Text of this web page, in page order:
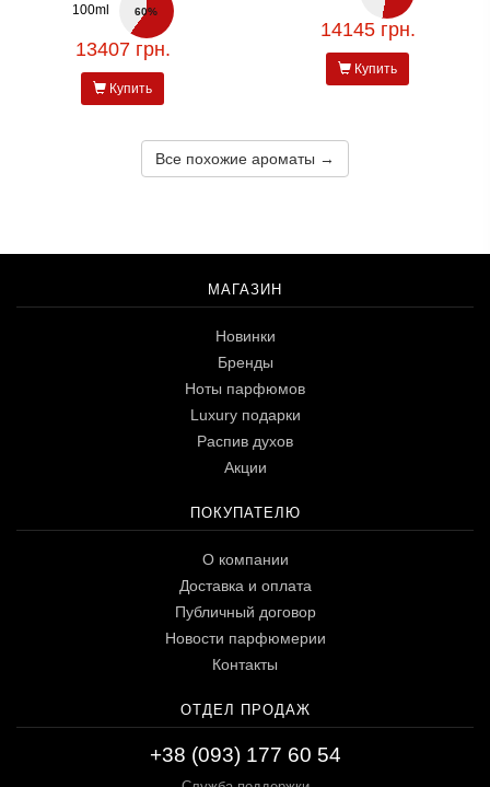
100ml 60%
13407 грн.
Купить
14145 грн.
Купить
Все похожие ароматы →
МАГАЗИН
Новинки
Бренды
Ноты парфюмов
Luxury подарки
Распив духов
Акции
ПОКУПАТЕЛЮ
О компании
Доставка и оплата
Публичный договор
Новости парфюмерии
Контакты
ОТДЕЛ ПРОДАЖ
+38 (093) 177 60 54